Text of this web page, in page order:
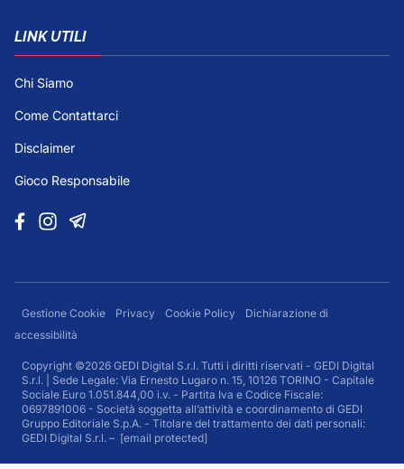
LINK UTILI
Chi Siamo
Come Contattarci
Disclaimer
Gioco Responsabile
Gestione Cookie Privacy Cookie Policy
Dichiarazione di
accessibilità
Copyright ©2026 GEDI Digital S.r.l. Tutti i diritti riservati - GEDI Digital
S.r.l. | Sede Legale: Via Ernesto Lugaro n. 15, 10126 TORINO - Capitale
Sociale Euro 1.051.844,00 i.v. - Partita Iva e Codice Fiscale:
0697891006 - Società soggetta all’attività e coordinamento di GEDI
Gruppo Editoriale S.p.A. - Titolare del trattamento dei dati personali:
GEDI Digital S.r.l. – [email protected]